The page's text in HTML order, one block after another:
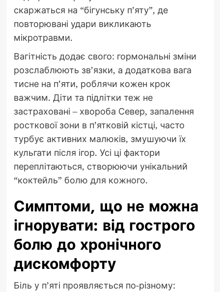
скаржаться на “бігунську п’яту”, де
повторювані удари викликають
мікротравми.
Вагітність додає свого: гормональні зміни
розслаблюють зв’язки, а додаткова вага
тисне на п’яти, роблячи кожен крок
важчим. Діти та підлітки теж не
застраховані – хвороба Север, запалення
росткової зони в п’ятковій кістці, часто
турбує активних малюків, змушуючи їх
кульгати після ігор. Усі ці фактори
переплітаються, створюючи унікальний
“коктейль” болю для кожного.
Симптоми, що не можна
ігнорувати: від гострого
болю до хронічного
дискомфорту
Біль у п’яті проявляється по-різному: